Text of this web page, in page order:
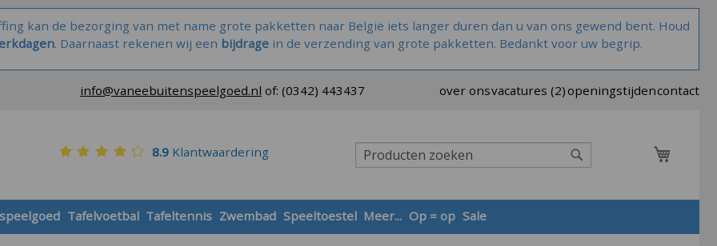
kan de bezorging van met name grote pakketten naar België iets langer duren dan u van ons gewend bent. Houd
. Daarnaast rekenen wij een bijdragein de verzending van grote pakketten. Bedankt voor uw begrip.
info@vaneebuitenspeelgoed.nl of:(0342) 443437 over onsvacatures (2)openingstijdencontact
8.9Klantwaardering
Zoek
Tafelvoetbal Tafeltennis Zwembad Speeltoestel Meer... Op = op Sale